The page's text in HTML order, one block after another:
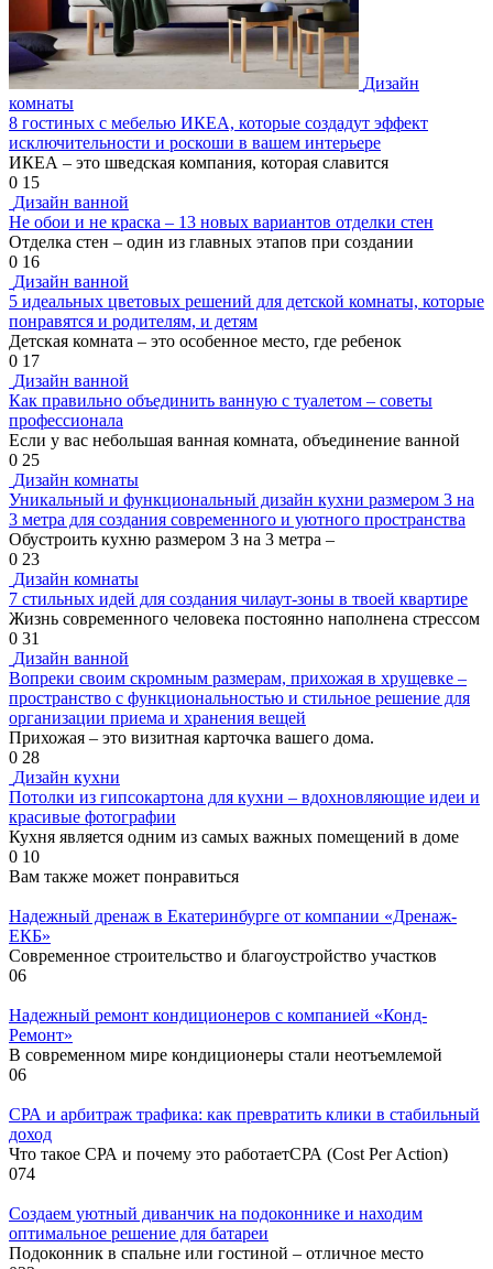
Дизайн
комнаты
8 гостиных с мебелью ИКЕА, которые создадут эффект
исключительности и роскоши в вашем интерьере
ИКЕА – это шведская компания, которая славится
0 15
Дизайн ванной
Не обои и не краска – 13 новых вариантов отделки стен
Отделка стен – один из главных этапов при создании
0 16
Дизайн ванной
5 идеальных цветовых решений для детской комнаты, которые
понравятся и родителям, и детям
Детская комната – это особенное место, где ребенок
0 17
Дизайн ванной
Как правильно объединить ванную с туалетом – советы
профессионала
Если у вас небольшая ванная комната, объединение ванной
0 25
Дизайн комнаты
Уникальный и функциональный дизайн кухни размером 3 на
3 метра для создания современного и уютного пространства
Обустроить кухню размером 3 на 3 метра –
0 23
Дизайн комнаты
7 стильных идей для создания чилаут-зоны в твоей квартире
Жизнь современного человека постоянно наполнена стрессом
0 31
Дизайн ванной
Вопреки своим скромным размерам, прихожая в хрущевке –
пространство с функциональностью и стильное решение для
организации приема и хранения вещей
Прихожая – это визитная карточка вашего дома.
0 28
Дизайн кухни
Потолки из гипсокартона для кухни – вдохновляющие идеи и
красивые фотографии
Кухня является одним из самых важных помещений в доме
0 10
Вам также может понравиться
Надежный дренаж в Екатеринбурге от компании «Дренаж-
ЕКБ»
Современное строительство и благоустройство участков
06
Надежный ремонт кондиционеров с компанией «Конд-
Ремонт»
В современном мире кондиционеры стали неотъемлемой
06
СРА и арбитраж трафика: как превратить клики в стабильный
доход
Что такое СРА и почему это работаетСРА (Cost Per Action)
074
Создаем уютный диванчик на подоконнике и находим
оптимальное решение для батареи
Подоконник в спальне или гостиной – отличное место